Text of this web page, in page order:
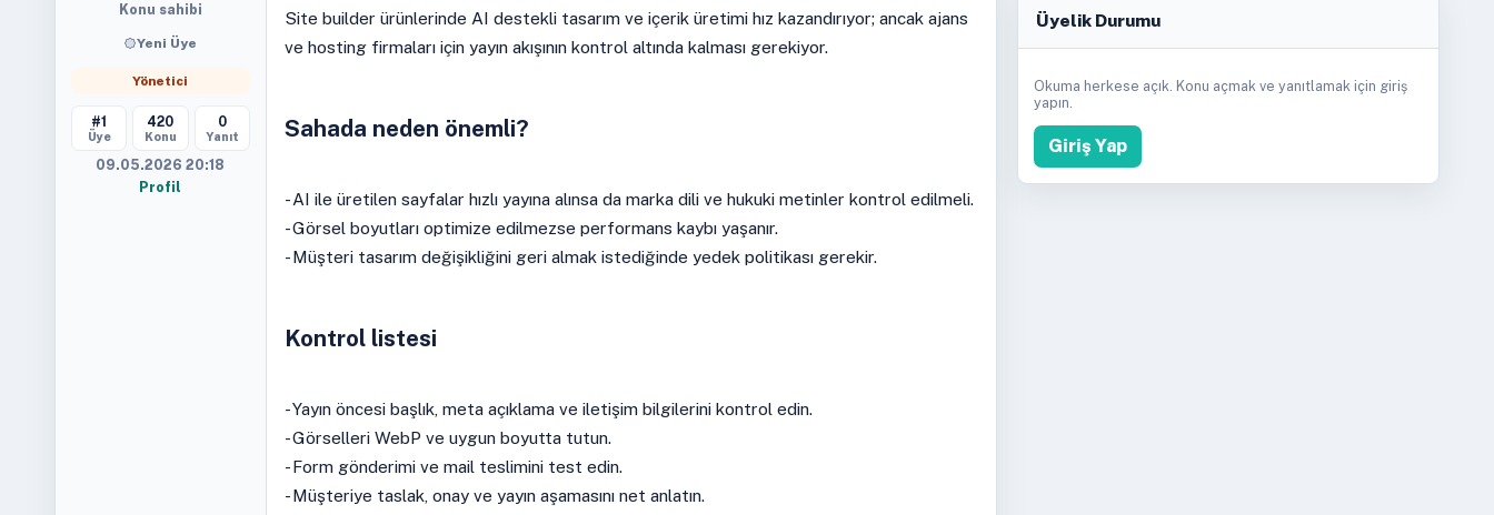
Konu sahibi
Yeni Üye
Yönetici
#1
Üye
420
Konu
0
Yanıt
09.05.2026 20:18
Profil
Site builder ürünlerinde AI destekli tasarım ve içerik üretimi hız kazandırıyor; ancak ajans
ve hosting firmaları için yayın akışının kontrol altında kalması gerekiyor.
Sahada neden önemli?
- AI ile üretilen sayfalar hızlı yayına alınsa da marka dili ve hukuki metinler kontrol edilmeli.
- Görsel boyutları optimize edilmezse performans kaybı yaşanır.
- Müşteri tasarım değişikliğini geri almak istediğinde yedek politikası gerekir.
Kontrol listesi
- Yayın öncesi başlık, meta açıklama ve iletişim bilgilerini kontrol edin.
- Görselleri WebP ve uygun boyutta tutun.
- Form gönderimi ve mail teslimini test edin.
- Müşteriye taslak, onay ve yayın aşamasını net anlatın.
Üyelik Durumu
Okuma herkese açık. Konu açmak ve yanıtlamak için giriş
yapın.
Giriş Yap